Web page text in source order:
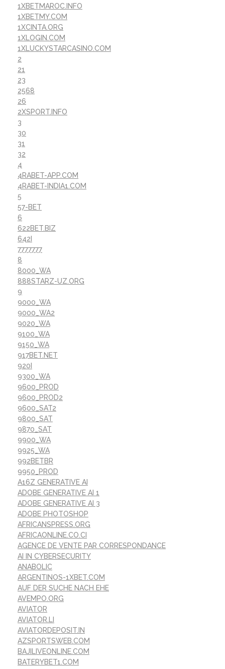
1XBETMAROC.INFO
1XBETMY.COM
1XCINTA.ORG
1XLOGIN.COM
1XLUCKYSTARCASINO.COM
2
21
23
2568
26
2XSPORT.INFO
3
30
31
32
4
4RABET-APP.COM
4RABET-INDIA1.COM
5
57-BET
6
622BET.BIZ
642I
7777777
8
8000_WA
888STARZ-UZ.ORG
9
9000_WA
9000_WA2
9020_WA
9100_WA
9150_WA
917BET.NET
920I
9300_WA
9600_PROD
9600_PROD2
9600_SAT2
9800_SAT
9870_SAT
9900_WA
9925_WA
992BETBR
9950_PROD
A16Z GENERATIVE AI
ADOBE GENERATIVE AI 1
ADOBE GENERATIVE AI 3
ADOBE PHOTOSHOP
AFRICANSPRESS.ORG
AFRICAONLINE.CO.CI
AGENCE DE VENTE PAR CORRESPONDANCE
AI IN CYBERSECURITY
ANABOLIC
ARGENTINOS-1XBET.COM
AUF DER SUCHE NACH EHE
AVEMPO.ORG
AVIATOR
AVIATOR.LI
AVIATORDEPOSIT.IN
AZSPORTSWEB.COM
BAJILIVEONLINE.COM
BATERYBET1.COM